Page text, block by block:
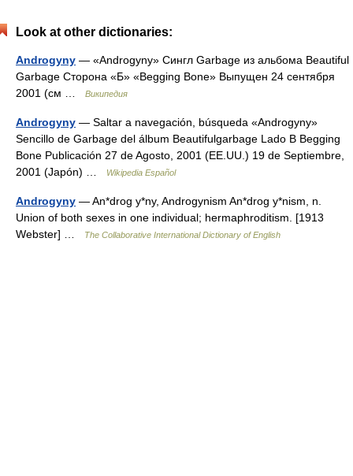
Look at other dictionaries:
Androgyny — «Androgyny» Сингл Garbage из альбома Beautiful
Garbage Сторона «Б» «Begging Bone» Выпущен 24 сентября
2001 (см …
Википедия
Androgyny — Saltar a navegación, búsqueda «Androgyny»
Sencillo de Garbage del álbum Beautifulgarbage Lado B Begging
Bone Publicación 27 de Agosto, 2001 (EE.UU.) 19 de Septiembre,
2001 (Japón) …
Wikipedia Español
Androgyny — An*drog y*ny, Androgynism An*drog y*nism, n.
Union of both sexes in one individual; hermaphroditism. [1913
Webster] …
The Collaborative International Dictionary of English